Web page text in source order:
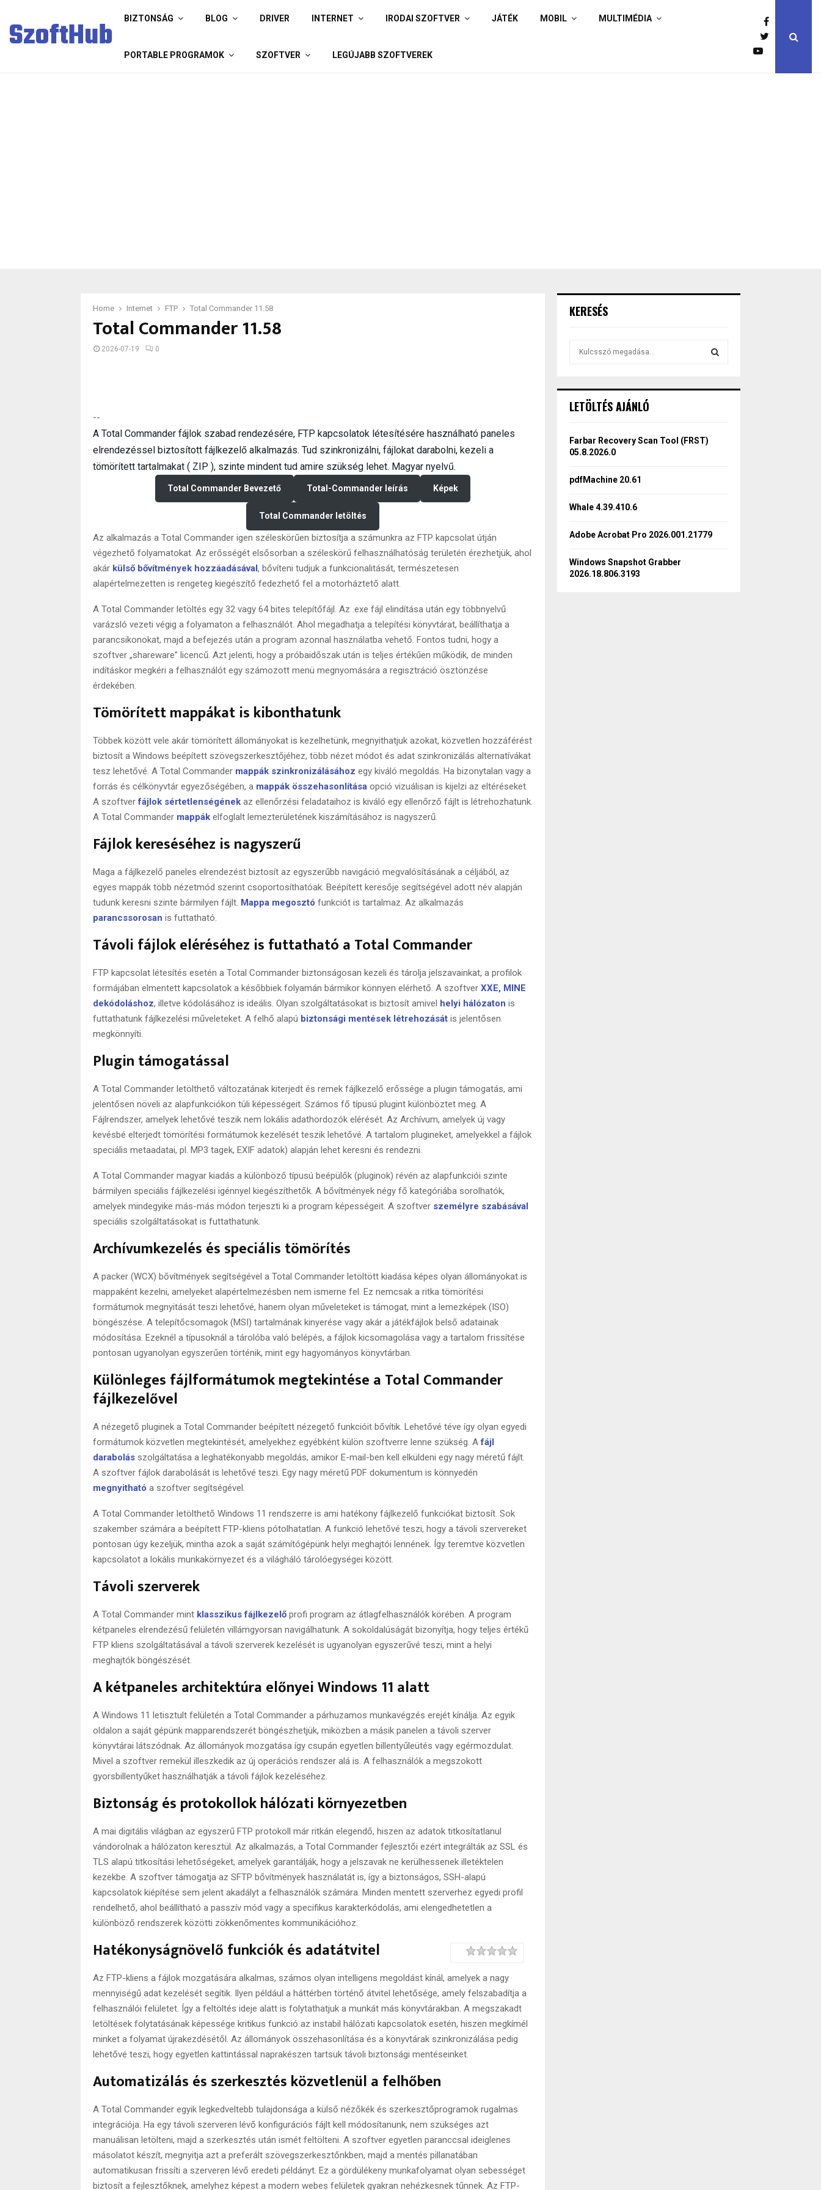
SzoftHub BIZTONSÁG BLOG DRIVER INTERNET IRODAI SZOFTVER JÁTÉK MOBIL MULTIMÉDIA
PORTABLE PROGRAMOK SZOFTVER LEGÚJABB SZOFTVEREK
Home Internet FTP Total Commander 11.58
Total Commander 11.58
2026-07-19 0
--
A Total Commander fájlok szabad rendezésére, FTP kapcsolatok létesítésére használható paneles
elrendezéssel biztosított fájlkezelő alkalmazás. Tud szinkronizálni, fájlokat darabolni, kezeli a
tömörített tartalmakat ( ZIP ), szinte mindent tud amire szükség lehet. Magyar nyelvű.
Total Commander Bevezető Total-Commander leírás Képek
Total Commander letöltés
Az alkalmazás a Total Commander igen széleskörűen biztosítja a számunkra az FTP kapcsolat útján
végezhető folyamatokat. Az erősségét elsősorban a széleskörű felhasználhatóság területén érezhetjük, ahol
akár külső bővítmények hozzáadásával, bővíteni tudjuk a funkcionalitását, természetesen
alapértelmezetten is rengeteg kiegészítő fedezhető fel a motorháztető alatt.
A Total Commander letöltés egy 32 vagy 64 bites telepítőfájl. Az .exe fájl elindítása után egy többnyelvű
varázsló vezeti végig a folyamaton a felhasználót. Ahol megadhatja a telepítési könyvtárat, beállíthatja a
parancsikonokat, majd a befejezés után a program azonnal használatba vehető. Fontos tudni, hogy a
szoftver „shareware” licencű. Azt jelenti, hogy a próbaidőszak után is teljes értékűen működik, de minden
indításkor megkéri a felhasználót egy számozott menü megnyomására a regisztráció ösztönzése
érdekében.
Tömörített mappákat is kibonthatunk
Többek között vele akár tömörített állományokat is kezelhetünk, megnyithatjuk azokat, közvetlen hozzáférést
biztosít a Windows beépített szövegszerkesztőjéhez, több nézet módot és adat szinkronizálás alternatívákat
tesz lehetővé. A Total Commander mappák szinkronizálásához egy kiváló megoldás. Ha bizonytalan vagy a
forrás és célkönyvtár egyezőségében, a mappák összehasonlítása opció vizuálisan is kijelzi az eltéréseket.
A szoftverfájlok sértetlenségének az ellenőrzési feladataihoz is kiváló egy ellenőrző fájlt is létrehozhatunk.
A Total Commander mappák elfoglalt lemezterületének kiszámításához is nagyszerű.
Fájlok kereséséhez is nagyszerű
Maga a fájlkezelő paneles elrendezést biztosít az egyszerűbb navigáció megvalósításának a céljából, az
egyes mappák több nézetmód szerint csoportosíthatóak. Beépített keresője segítségével adott név alapján
tudunk keresni szinte bármilyen fájlt. Mappa megosztó funkciót is tartalmaz. Az alkalmazás
parancssorosan is futtatható.
Távoli fájlok eléréséhez is futtatható a Total Commander
FTP kapcsolat létesítés esetén a Total Commander biztonságosan kezeli és tárolja jelszavainkat, a profilok
formájában elmentett kapcsolatok a későbbiek folyamán bármikor könnyen elérhető. A szoftver XXE, MINE
dekódoláshoz, illetve kódolásához is ideális. Olyan szolgáltatásokat is biztosít amivel helyi hálózaton is
futtathatunk fájlkezelési műveleteket. A felhő alapú biztonsági mentések létrehozását is jelentősen
megkönnyíti.
Plugin támogatással
A Total Commander letölthető változatának kiterjedt és remek fájlkezelő erőssége a plugin támogatás, ami
jelentősen növeli az alapfunkciókon túli képességeit. Számos fő típusú plugint különböztet meg. A
Fájlrendszer, amelyek lehetővé teszik nem lokális adathordozók elérését. Az Archívum, amelyek új vagy
kevésbé elterjedt tömörítési formátumok kezelését teszik lehetővé. A tartalom plugineket, amelyekkel a fájlok
speciális metaadatai, pl. MP3 tagek, EXIF adatok) alapján lehet keresni és rendezni.
A Total Commander magyar kiadás a különböző típusú beépülők (pluginok) révén az alapfunkciói szinte
bármilyen speciális fájlkezelési igénnyel kiegészíthetők. A bővítmények négy fő kategóriába sorolhatók,
amelyek mindegyike más-más módon terjeszti ki a program képességeit. A szoftver személyre szabásával
speciális szolgáltatásokat is futtathatunk.
Archívumkezelés és speciális tömörítés
A packer (WCX) bővítmények segítségével a Total Commander letöltött kiadása képes olyan állományokat is
mappaként kezelni, amelyeket alapértelmezésben nem ismerne fel. Ez nemcsak a ritka tömörítési
formátumok megnyitását teszi lehetővé, hanem olyan műveleteket is támogat, mint a lemezképek (ISO)
böngészése. A telepítőcsomagok (MSI) tartalmának kinyerése vagy akár a játékfájlok belső adatainak
módosítása. Ezeknél a típusoknál a tárolóba való belépés, a fájlok kicsomagolása vagy a tartalom frissítése
pontosan ugyanolyan egyszerűen történik, mint egy hagyományos könyvtárban.
Különleges fájlformátumok megtekintése a Total Commander
fájlkezelővel
A nézegető pluginek a Total Commander beépített nézegető funkcióit bővítik. Lehetővé téve így olyan egyedi
formátumok közvetlen megtekintését, amelyekhez egyébként külön szoftverre lenne szükség. Afájl
darabolás szolgáltatása a leghatékonyabb megoldás, amikor E-mail-ben kell elküldeni egy nagy méretű fájlt.
A szoftver fájlok darabolását is lehetővé teszi. Egy nagy méretű PDF dokumentum is könnyedén
megnyitható a szoftver segítségével.
A Total Commander letölthető Windows 11 rendszerre is ami hatékony fájlkezelő funkciókat biztosít. Sok
szakember számára a beépített FTP-kliens pótolhatatlan. A funkció lehetővé teszi, hogy a távoli szervereket
pontosan úgy kezeljük, mintha azok a saját számítógépünk helyi meghajtói lennének. Így teremtve közvetlen
kapcsolatot a lokális munkakörnyezet és a világháló tárolóegységei között.
Távoli szerverek
A Total Commander mint klasszikus fájlkezelő profi program az átlagfelhasználók körében. A program
kétpaneles elrendezésű felületén villámgyorsan navigálhatunk. A sokoldalúságát bizonyítja, hogy teljes értékű
FTP kliens szolgáltatásával a távoli szerverek kezelését is ugyanolyan egyszerűvé teszi, mint a helyi
meghajtók böngészését.
A kétpaneles architektúra előnyei Windows 11 alatt
A Windows 11 letisztult felületén a Total Commander a párhuzamos munkavégzés erejét kínálja. Az egyik
oldalon a saját gépünk mapparendszerét böngészhetjük, miközben a másik panelen a távoli szerver
könyvtárai látszódnak. Az állományok mozgatása így csupán egyetlen billentyűleütés vagy egérmozdulat.
Mivel a szoftver remekül illeszkedik az új operációs rendszer alá is. A felhasználók a megszokott
gyorsbillentyűket használhatják a távoli fájlok kezeléséhez.
Biztonság és protokollok hálózati környezetben
A mai digitális világban az egyszerű FTP protokoll már ritkán elegendő, hiszen az adatok titkosítatlanul
vándorolnak a hálózaton keresztül. Az alkalmazás, a Total Commander fejlesztői ezért integrálták az SSL és
TLS alapú titkosítási lehetőségeket, amelyek garantálják, hogy a jelszavak ne kerülhessenek illetéktelen
kezekbe. A szoftver támogatja az SFTP bővítmények használatát is, így a biztonságos, SSH-alapú
kapcsolatok kiépítése sem jelent akadályt a felhasználók számára. Minden mentett szerverhez egyedi profil
rendelhető, ahol beállítható a passzív mód vagy a specifikus karakterkódolás, ami elengedhetetlen a
különböző rendszerek közötti zökkenőmentes kommunikációhoz.
Hatékonyságnövelő funkciók és adatátvitel
Az FTP-kliens a fájlok mozgatására alkalmas, számos olyan intelligens megoldást kínál, amelyek a nagy
mennyiségű adat kezelését segítik. Ilyen például a háttérben történő átvitel lehetősége, amely felszabadítja a
felhasználói felületet. Így a feltöltés ideje alatt is folytathatjuk a munkát más könyvtárakban. A megszakadt
letöltések folytatásának képessége kritikus funkció az instabil hálózati kapcsolatok esetén, hiszen megkímél
minket a folyamat újrakezdésétől. Az állományok összehasonlítása és a könyvtárak szinkronizálása pedig
lehetővé teszi, hogy egyetlen kattintással naprakészen tartsuk távoli biztonsági mentéseinket.
Automatizálás és szerkesztés közvetlenül a felhőben
A Total Commander egyik legkedveltebb tulajdonsága a külső nézőkék és szerkesztőprogramok rugalmas
integrációja. Ha egy távoli szerveren lévő konfigurációs fájlt kell módosítanunk, nem szükséges azt
manuálisan letölteni, majd a szerkesztés után ismét feltölteni. A szoftver egyetlen paranccsal ideiglenes
másolatot készít, megnyitja azt a preferált szövegszerkesztőnkben, majd a mentés pillanatában
automatikusan frissíti a szerveren lévő eredeti példányt. Ez a gördülékeny munkafolyamat olyan sebességet
biztosít a fejlesztőknek, amelyhez képest a modern webes felületek gyakran nehézkesnek tűnnek. Az FTP-
Rating 1 star
2 stars
3 stars
4 stars
5 stars
KERESÉS
h
o
r
LETÖLTÉS AJÁNLÓ
Farbar Recovery Scan Tool (FRST)
05.8.2026.0
pdfMachine 20.61
Whale 4.39.410.6
Adobe Acrobat Pro 2026.001.21779
Windows Snapshot Grabber
2026.18.806.3193